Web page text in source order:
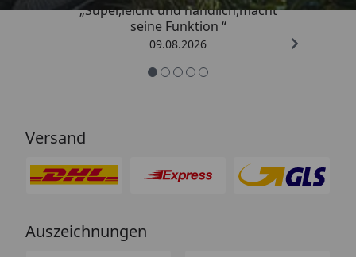
„Super,leicht und handlich,macht
seine Funktion “
09.08.2026
Versand
Auszeichnungen